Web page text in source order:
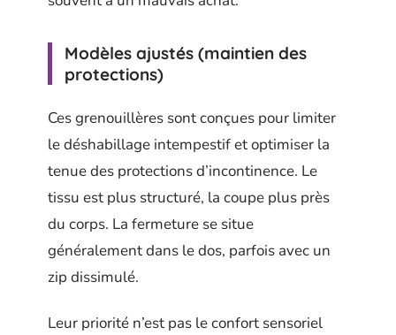
Modèles ajustés (maintien des
protections)
Ces grenouillères sont conçues pour limiter
le déshabillage intempestif et optimiser la
tenue des protections d’incontinence. Le
tissu est plus structuré, la coupe plus près
du corps. La fermeture se situe
généralement dans le dos, parfois avec un
zip dissimulé.
Leur priorité n’est pas le confort sensoriel